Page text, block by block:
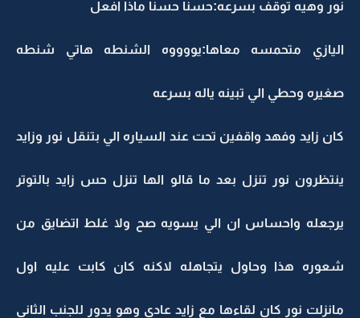
نور وهيه توقف بسرعه:حسنا حسنا ماذا افعل
اليازي متحمسه معاها:يووووه الشنطه هاتي شنطه
صغيره وحطي الي تبينه ياله بسرعه
كان زايد وفهد واقفين تحت عند السياره الي بتنقل نور وزايد
ينتظرون نور تنزل بعد ما قالو الها تنزل حس زايد بالتوتر
يرجعله واحساس ان الي يسويه صح ولا غلط اتضايق من
شعوره هذا وحاول يتجاهله لاكنه كان كابت عليه اول
مانزلت نور كان لقاءها مع زايد عادي وهو يدور للجنب الثاني